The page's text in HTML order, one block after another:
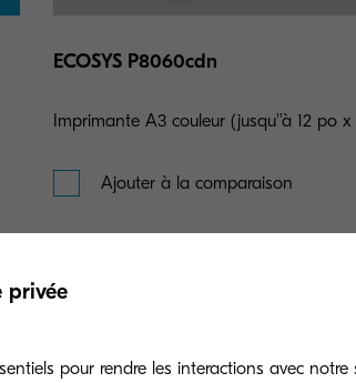
ECOSYS P8060cdn
Imprimante A3 couleur (jusqu''à 12 po x
Ajouter à la comparaison
privée
pour rendre les interactions avec